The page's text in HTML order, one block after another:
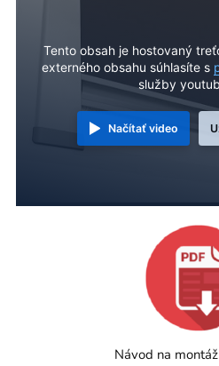
Tento obsah je hostovaný
externého obsahu súhlasíte s
služby
Načítať video
Návod na